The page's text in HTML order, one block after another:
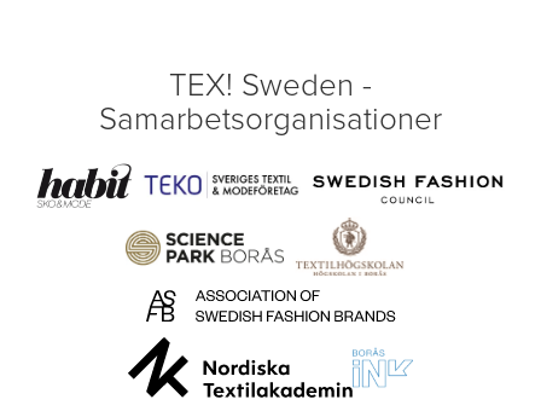
TEX! Sweden -
Samarbetsorganisationer